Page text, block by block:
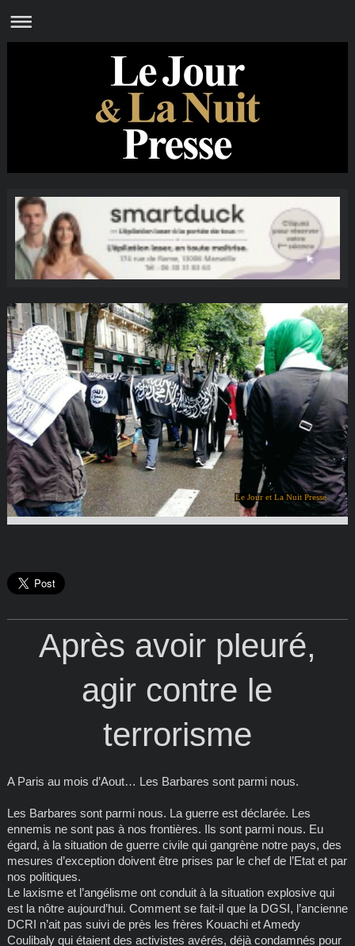
Le Jour et La Nuit Presse
Après avoir pleuré,
agir contre le
terrorisme
A Paris au mois d’Aout… Les Barbares sont parmi nous.
Les Barbares sont parmi nous. La guerre est déclarée. Les
ennemis ne sont pas à nos frontières. Ils sont parmi nous. Eu
égard, à la situation de guerre civile qui gangrène notre pays, des
mesures d’exception doivent être prises par le chef de l’Etat et par
nos politiques.
Le laxisme et l’angélisme ont conduit à la situation explosive qui
est la nôtre aujourd’hui. Comment se fait-il que la DGSI, l’ancienne
DCRI n’ait pas suivi de près les frères Kouachi et Amedy
Coulibaly qui étaient des activistes avérés, déjà condamnés pour